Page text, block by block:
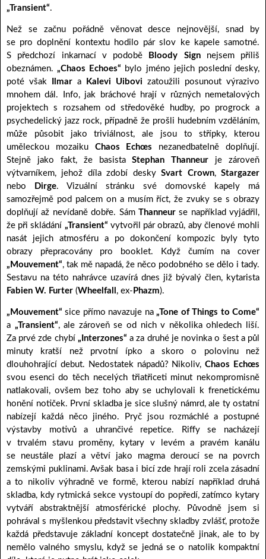
„Transient“.
Než se začnu pořádně věnovat desce nejnovější, snad by
se pro doplnění kontextu hodilo pár slov ke kapele samotné.
S předchozí inkarnací v podobě
Bloody Signnejsem příliš
obeznámen.„Chaos Echoes“ bylo jméno jejich poslední desky,
poté však
Ilmar a Kalevi Uibovi zatoužili posunout výrazivo
mnohem dál. Info, jak bráchové hrají v různých nemetalových
projektech s rozsahem od středověké hudby, po progrock a
psychedelický jazz rock, případně že prošli hudebním vzděláním,
může působit jako triviálnost, ale jsou to střípky, kterou
uměleckou mozaiku Chaos Echœs nezanedbatelně doplňují.
Stejně jako fakt, že basistaStephan Thanneur je zároveň
výtvarníkem, jehož díla zdobí deskySvart Crown,Stargazer
nebo
Dirge. Vizuální stránku své domovské kapely má
samozřejmě pod palcem on a musím říct, že zvuky se s obrazy
doplňují až nevídaně dobře. Sám Thanneurse například vyjádřil,
že při skládání „Transient“ vytvořil pár obrazů, aby členové mohli
nasát jejich atmosféru a po dokončení kompozic byly tyto
obrazy přepracovány pro booklet. Když čumím na cover
„Mouvement“, tak mě napadá, že něco podobného se dělo i tady.
Sestavu na této nahrávce uzavírá dnes již bývalý člen, kytarista
Fabien W. Furter (Wheelfall , ex- Phazm).
„Mouvement“ sice přímo navazuje na„Tone of Things to Come“
a „Transient“, ale zároveň se od nich v několika ohledech liší.
Za prvé zde chybí „Interzones“ a za druhé je novinka o šest a půl
minuty kratší než prvotní ípko a skoro o polovinu než
dlouhohrající debut. Nedostatek nápadů? Nikoliv,Chaos Echœs
svou esenci do těch necelých třiatřiceti minut nekompromisně
natlakovali, ovšem bez toho aby se uchylovali k frenetickému
honění notiček. První skladba je sice slušný námrd, ale ty ostatní
nabízejí každá něco jiného. Pryč jsou rozmáchlé a postupné
výstavby motivů a uhrančivé repetice. Riffy se nacházejí
v trvalém stavu proměny, kytary v levém a pravém kanálu
se neustále plazí a větví jako magma deroucí se na povrch
zemskými puklinami. Avšak basa i bicí zde hrají roli zcela zásadní
a to nikoliv výhradně ve formě, kterou nabízí například druhá
skladba, kdy rytmická sekce vystoupí do popředí, zatímco kytary
vytváří abstraktnější atmosférické plochy. Původně jsem si
pohrával s myšlenkou představit všechny skladby zvlášť, protože
každá představuje základní koncept dostatečně jinak, ale to by
nemělo valného smyslu, když se jedná se o natolik kompaktní